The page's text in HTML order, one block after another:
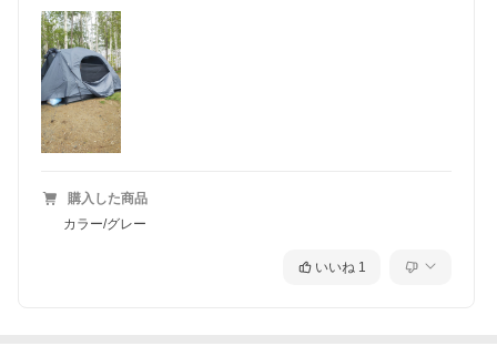
独自のワンタッチシステムで簡単設営、スピード撤収！
大型窓の採用で見晴らし＆通気性抜群。
テントの中でゆったり立って動けるファミリーサイズのキャビン
テント。
■どんなアイテム？
独自のワンタッチシステムで設営簡単。
4〜5人用の広々空間と高さ185cmで快適な居住性を実現しまし
大型窓で通気性も抜群。
耐水圧2000mmで急な雨でも安心、ファミリーキャンプや防災用
にも最適です。
・2.8m×2.8mのゆったりファミリーサイズ（4人用-5人用）。
購入した商品
カラー/グレー
いいね 1